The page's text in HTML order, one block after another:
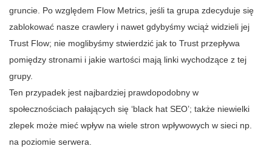
gruncie. Po względem Flow Metrics, jeśli ta grupa zdecyduje się
zablokować nasze crawlery i nawet gdybyśmy wciąż widzieli jej
Trust Flow; nie moglibyśmy stwierdzić jak to Trust przepływa
pomiędzy stronami i jakie wartości mają linki wychodzące z tej
grupy.
Ten przypadek jest najbardziej prawdopodobny w
społecznościach pałających się ‘black hat SEO’; także niewielki
zlepek może mieć wpływ na wiele stron wpływowych w sieci np.
na poziomie serwera.